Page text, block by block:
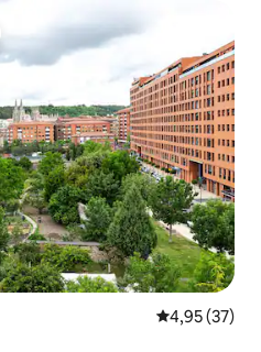
Calificación
4,95 (37)